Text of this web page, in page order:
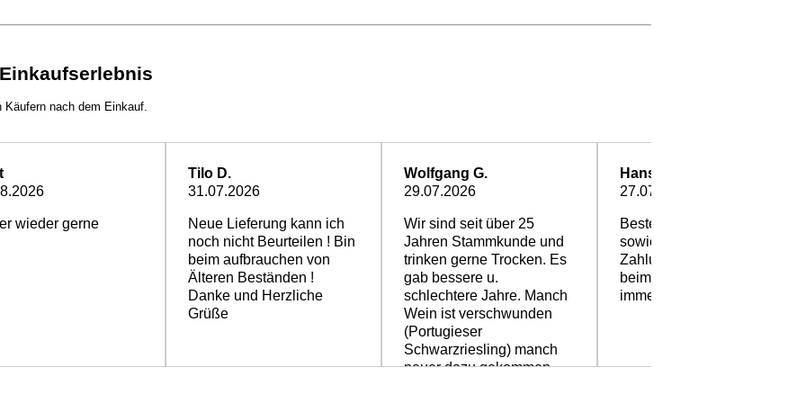
liefern lassen?
Sekt lagern?
Käufern nach dem Einkauf.
wieder gerne
Tilo D.
31.07.2026
Neue Lieferung kann ich
noch nicht Beurteilen ! Bin
beim aufbrauchen von
Älteren Beständen !
Danke und Herzliche
Grüße
Wolfgang G.
29.07.2026
Wir sind seit über 25
Jahren Stammkunde und
trinken gerne Trocken. Es
gab bessere u.
schlechtere Jahre. Manch
Wein ist verschwunden
(Portugieser
Schwarzriesling) manch
neuer dazu gekommen
Hans-Peter Allgeier
27.07.2026
Bestellung, Lieferung
sowie
Zahlungsmodalitäten sind
beim Weingut FUCHS wie
immer -- hervorragend !!